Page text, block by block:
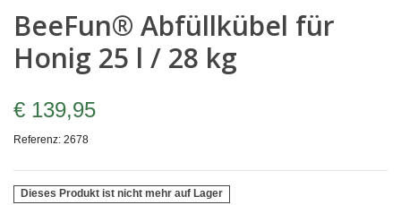
BeeFun® Abfüllkübel für
Honig 25 l / 28 kg
€ 139,95
Referenz: 2678
Dieses Produkt ist nicht mehr auf Lager